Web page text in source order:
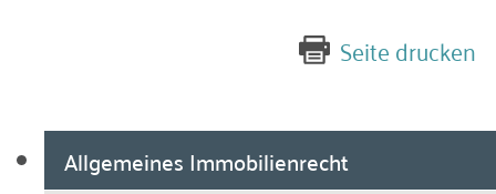
Allgemeines Immobilienrecht
Seite drucken